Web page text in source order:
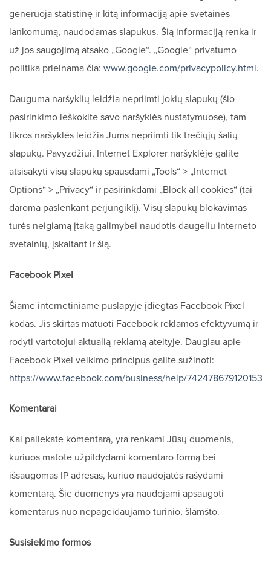
generuoja statistinę ir kitą informaciją apie svetainės
lankomumą, naudodamas slapukus. Šią informaciją renka ir
už jos saugojimą atsako „Google“. „Google“ privatumo
politika prieinama čia: www.google.com/privacypolicy.html.
Dauguma naršyklių leidžia nepriimti jokių slapukų (šio
pasirinkimo ieškokite savo naršyklės nustatymuose), tam
tikros naršyklės leidžia Jums nepriimti tik trečiųjų šalių
slapukų. Pavyzdžiui, Internet Explorer naršyklėje galite
atsisakyti visų slapukų spausdami „Tools“ > „Internet
Options“ > „Privacy“ ir pasirinkdami „Block all cookies“ (tai
daroma paslenkant perjungiklį). Visų slapukų blokavimas
turės neigiamą įtaką galimybei naudotis daugeliu interneto
svetainių, įskaitant ir šią.
Facebook Pixel
Šiame internetiniame puslapyje įdiegtas Facebook Pixel
kodas. Jis skirtas matuoti Facebook reklamos efektyvumą ir
rodyti vartotojui aktualią reklamą ateityje. Daugiau apie
Facebook Pixel veikimo principus galite sužinoti:
https://www.facebook.com/business/help/742478679120153
Komentarai
Kai paliekate komentarą, yra renkami Jūsų duomenis,
kuriuos matote užpildydami komentaro formą bei
išsaugomas IP adresas, kuriuo naudojatės rašydami
komentarą. Šie duomenys yra naudojami apsaugoti
komentarus nuo nepageidaujamo turinio, šlamšto.
Susisiekimo formos